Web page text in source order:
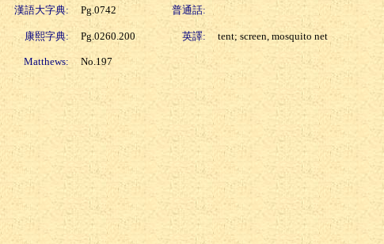
漢語大字典:
Pg.0742 普通話:
康熙字典: Pg.0260.200 英譯: tent; screen, mosquito net
Matthews: No.197